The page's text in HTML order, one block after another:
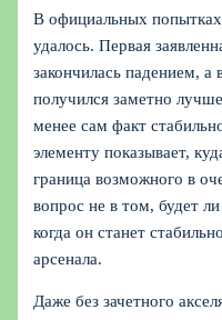
В официальных
удалось. Первая
закончилась падением,
получился заметно
менее сам факт
элементу показывает,
граница возможного в
вопрос не в том, будет
когда он станет
арсенала.
Даже без зачетного